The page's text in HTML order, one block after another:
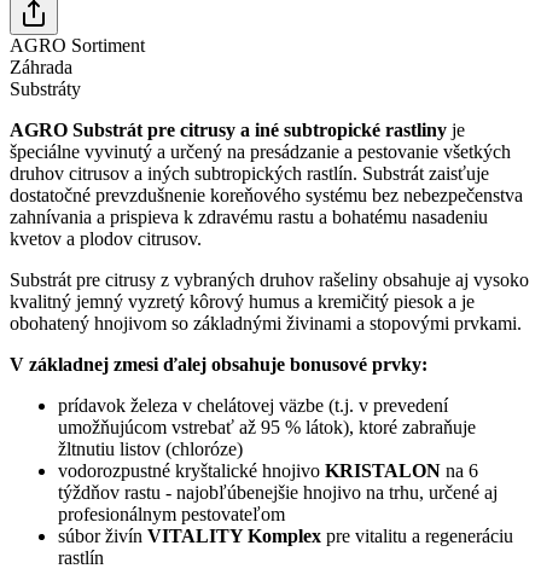
AGRO Sortiment
Záhrada
Substráty
AGRO Substrát pre citrusy a iné subtropické rastliny je
špeciálne vyvinutý a určený na presádzanie a pestovanie všetkých
druhov citrusov a iných subtropických rastlín. Substrát zaisťuje
dostatočné prevzdušnenie koreňového systému bez nebezpečenstva
zahnívania a prispieva k zdravému rastu a bohatému nasadeniu
kvetov a plodov citrusov.
Substrát pre citrusy z vybraných druhov rašeliny obsahuje aj vysoko
kvalitný jemný vyzretý kôrový humus a kremičitý piesok a je
obohatený hnojivom so základnými živinami a stopovými prvkami.
V základnej zmesi ďalej obsahuje bonusové prvky:
prídavok železa v chelátovej väzbe (t.j. v prevedení
umožňujúcom vstrebať až 95 % látok), ktoré zabraňuje
žltnutiu listov (chloróze)
vodorozpustné kryštalické hnojivo KRISTALON na 6
týždňov rastu - najobľúbenejšie hnojivo na trhu, určené aj
profesionálnym pestovateľom
súbor živín VITALITY Komplex pre vitalitu a regeneráciu
rastlín